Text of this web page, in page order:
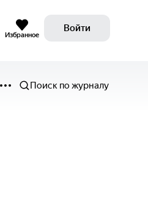
Избранное
Войти
Поиск по журналу